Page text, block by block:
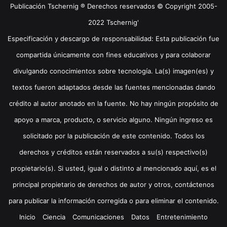
Publicación Tschernig ® Derechos reservados © Copyright 2005-
2022 Tschernig'
Especificación y descargo de responsabilidad: Esta publicación fue
compartida únicamente con fines educativos y para colaborar
divulgando conocimientos sobre tecnología. La(s) imagen(es) y
textos fueron adaptados desde las fuentes mencionadas dando
crédito al autor anotado en la fuente. No hay ningún propósito de
apoyo a marca, producto, o servicio alguno. Ningún ingreso es
solicitado por la publicación de este contenido. Todos los
derechos y créditos están reservados a su(s) respectivo(s)
propietario(s). Si usted, igual o distinto al mencionado aquí, es el
principal propietario de derechos de autor y otros, contáctenos
para publicar la información corregida o para eliminar el contenido.
Inicio
Ciencia Comunicaciones Datos Entretenimiento